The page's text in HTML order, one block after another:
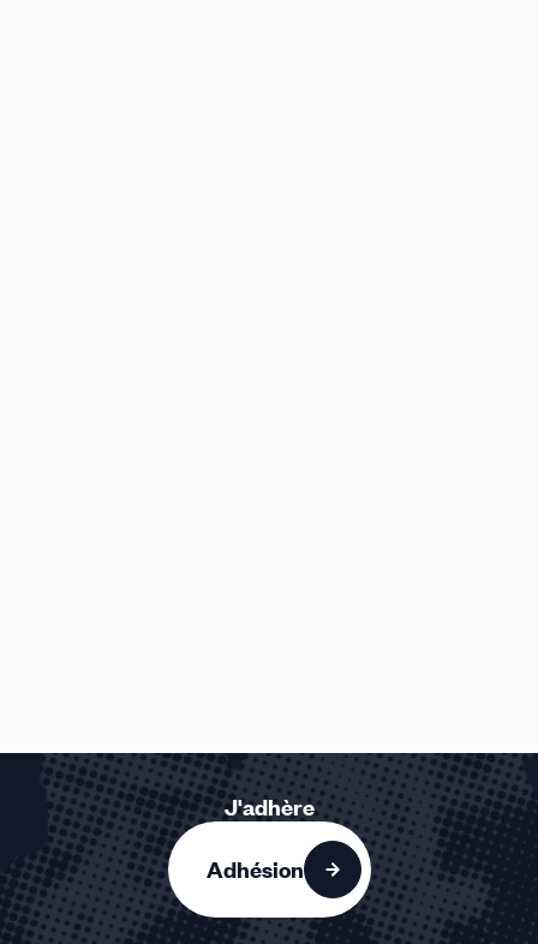
J'adhère
Adhésion